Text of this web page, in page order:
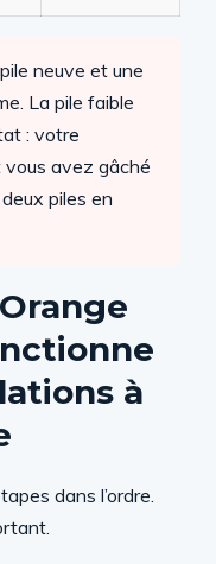
neuve et une
La pile faible
: votre
avez gâché
piles en
à
dans l’ordre.